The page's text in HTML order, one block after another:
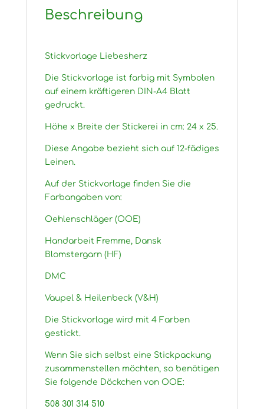
Beschreibung
Stickvorlage Liebesherz
Die Stickvorlage ist farbig mit Symbolen
auf einem kräftigeren DIN-A4 Blatt
gedruckt.
Höhe x Breite der Stickerei in cm: 24 x 25.
Diese Angabe bezieht sich auf 12-fädiges
Leinen.
Auf der Stickvorlage finden Sie die
Farbangaben von:
Oehlenschläger (OOE)
Handarbeit Fremme, Dansk
Blomstergarn (HF)
DMC
Vaupel & Heilenbeck (V&H)
Die Stickvorlage wird mit 4 Farben
gestickt.
Wenn Sie sich selbst eine Stickpackung
zusammenstellen möchten, so benötigen
Sie folgende Döckchen von OOE:
508 301 314 510